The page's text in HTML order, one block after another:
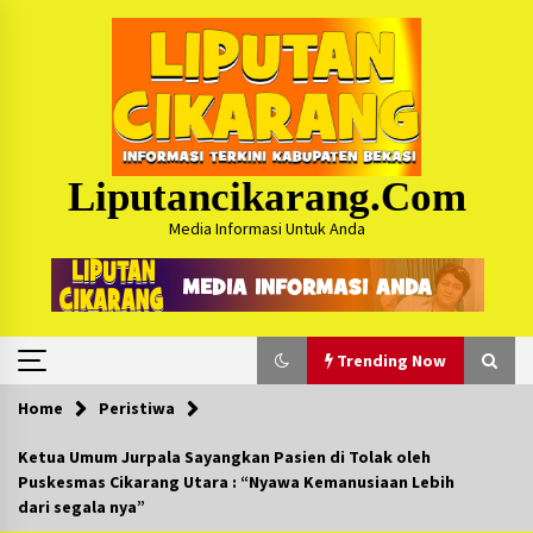
Liputancikarang.com
Media Informasi Untuk Anda
Trending Now
Trending Now
Posko Mudik Kosmi Jurpala 2026 Hadirkan
Home Peristiwa
Ketua Umum Jurpala Sayangkan Pasien di Tolak oleh
Puskesmas Cikarang Utara : “Nyawa Kemanusiaan Lebih
dari segala nya”